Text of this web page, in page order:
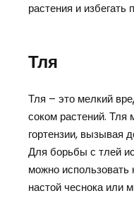
растения и
Тля
Тля – это мелкий
соком растений. Тля
гортензии, вызывая
Для борьбы с тлей
можно использовать
настой чеснока или